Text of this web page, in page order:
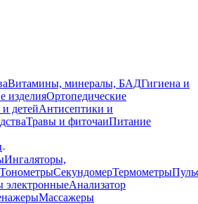
Витамины, минералы, БАДГигиена и
изделияОртопедические
детейАнтисептики и
Травы и фиточаиПитание
Ингаляторы,
ТонометрыСекундомерТермометры
электронныеАнализатор
Массажеры